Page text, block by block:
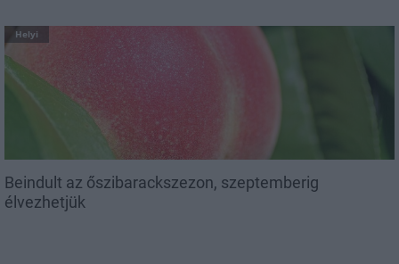
Helyi
Beindult az őszibarackszezon, szeptemberig
élvezhetjük